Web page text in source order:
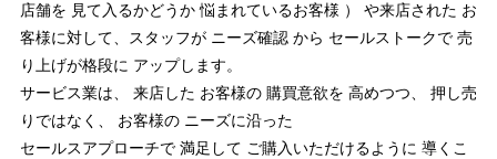
店舗を 見て入るかどうか 悩まれているお客様 ） や来店された お
客様に対して、スタッフが ニーズ確認 から セールストークで 売
り上げが格段に アップします。
サービス業は、 来店した お客様の 購買意欲を 高めつつ、 押し売
りではなく、 お客様の ニーズに沿った
セールスアプローチで 満足して ご購入いただけるように 導くこ